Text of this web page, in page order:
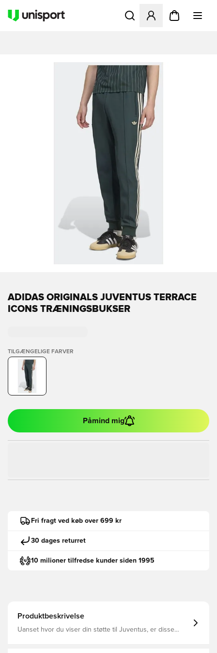
Åbner en Modal til at
ADIDAS ORIGINALS JUVENTUS TERRACE
ICONS TRÆNINGSBUKSER
TILGÆNGELIGE FARVER
Påmind mig
Fri fragt ved køb over 699 kr
30 dages returret
10 milioner tilfredse kunder siden 1995
Produktbeskrivelse
Uanset hvor du viser din støtte til Juventus, er disse